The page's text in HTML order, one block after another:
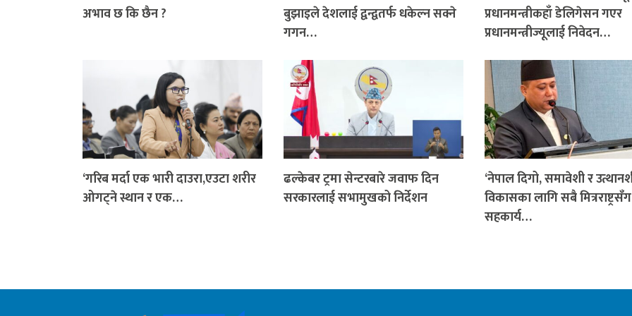
अभाव छ कि छैन ?
बुझाइले देशलाई द्वन्द्वतर्फ धकेल्न सक्ने
गगन…
प्रधानमन्त्रीकहाँ डेलिगेसन गएर
प्रधानमन्त्रीज्यूलाई निवेदन…
‘गरिब मर्दा एक भारी दाउरा,एउटा शरीर
ओगट्ने स्थान र एक…
ढल्केबर ट्रमा सेन्टरबारे जवाफ दिन
सरकारलाई सभामुखको निर्देशन
‘नेपाल दिगो, समावेशी र
विकासका लागि सबै मित्रराष्ट्रसँग
सहकार्य…